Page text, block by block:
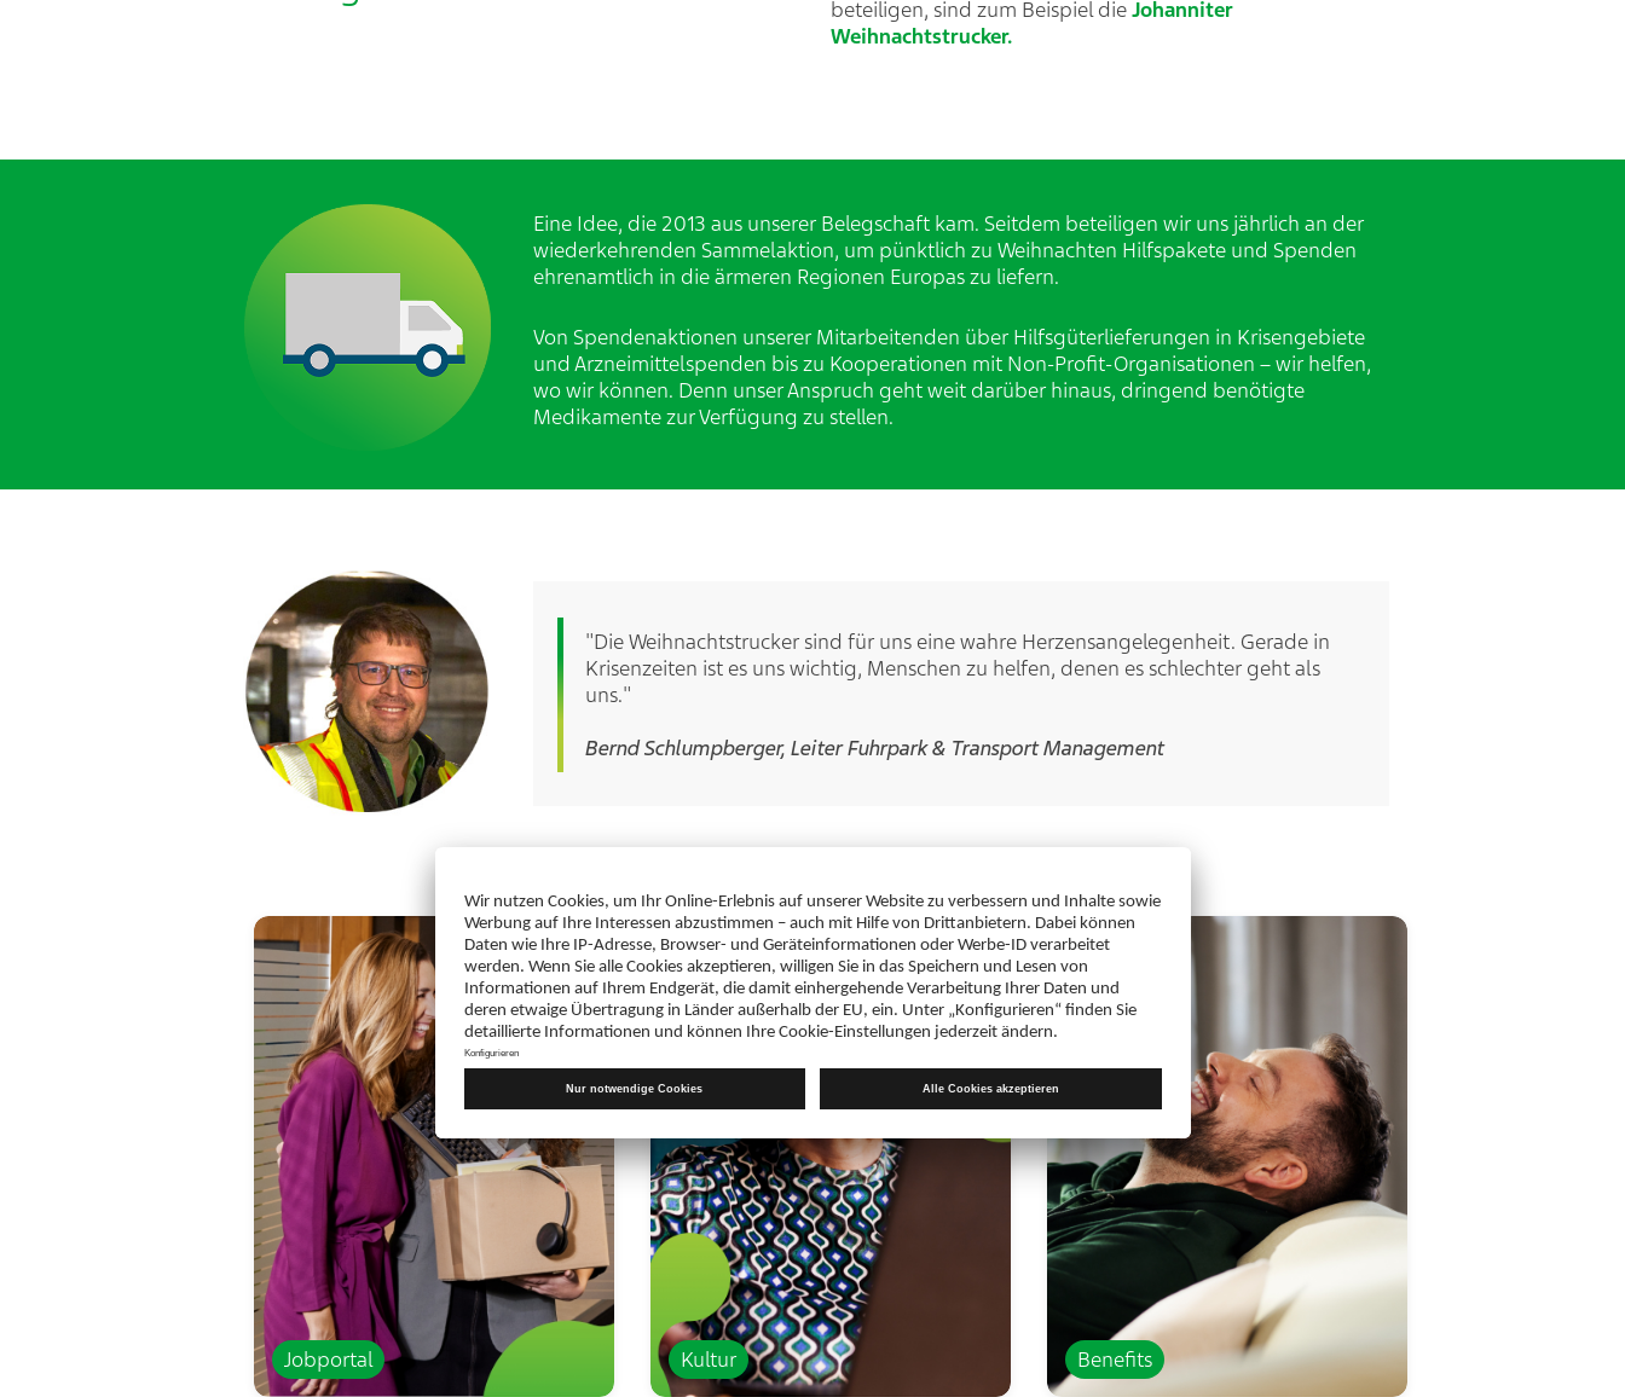
beteiligen, sind zum Beispiel dieJohanniter
Weihnachtstrucker.
Eine Idee, die 2013 aus unserer Belegschaft kam. Seitdem beteiligen wir uns jährlich an der
wiederkehrenden Sammelaktion, um pünktlich zu Weihnachten Hilfspakete und Spenden
ehrenamtlich in die ärmeren Regionen Europas zu liefern.​ ​
Von Spendenaktionen unserer Mitarbeitenden über Hilfsgüterlieferungen in Krisengebiete
und Arzneimittelspenden bis zu Kooperationen mit Non-Profit-Organisationen – wir helfen,
wo wir können. Denn unser Anspruch geht weit darüber hinaus, dringend benötigte
Medikamente zur Verfügung zu stellen.
"Die Weihnachtstrucker sind für uns eine wahre Herzensangelegenheit. Gerade in
Krisenzeiten ist es uns wichtig, Menschen zu helfen, denen es schlechter geht als
uns."
Bernd Schlumpberger, Leiter Fuhrpark & Transport Management
Jobportal Kultur Benefits